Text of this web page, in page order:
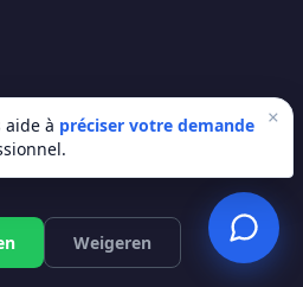
Weigeren
×
aide à préciser votre demande